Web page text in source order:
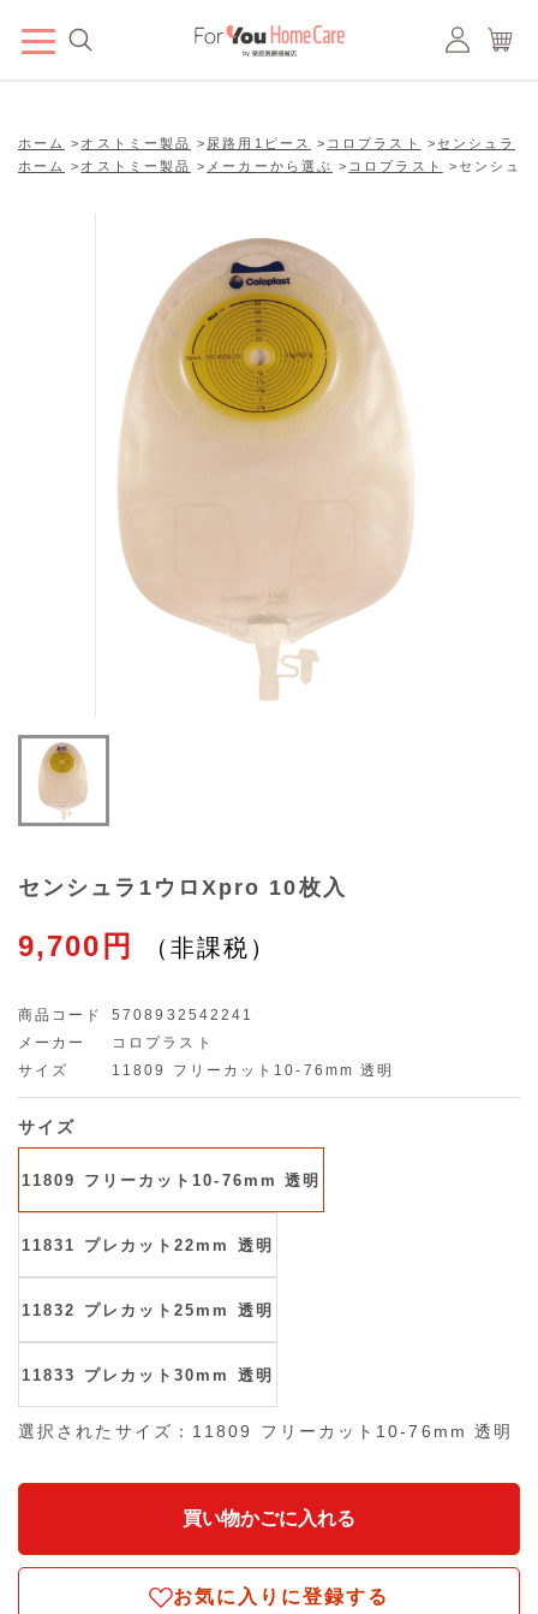
ホーム > オストミー製品 > 尿路用1ピース > コロプラスト > センシュラ
ホーム
> オストミー製品 > メーカーから選ぶ > コロプラスト > センシュ
センシュラ1ウロXpro 10枚入
9,700円
商品コード
5708932542241
メーカー
コロプラスト
サイズ
11809 フリーカット10-76mm 透明
サイズ
11809 フリーカット10-76mm 透明
11831 プレカット22mm 透明
11832 プレカット25mm 透明
11833 プレカット30mm 透明
選択されたサイズ：11809 フリーカット10-76mm 透明
お気に入りに登録する